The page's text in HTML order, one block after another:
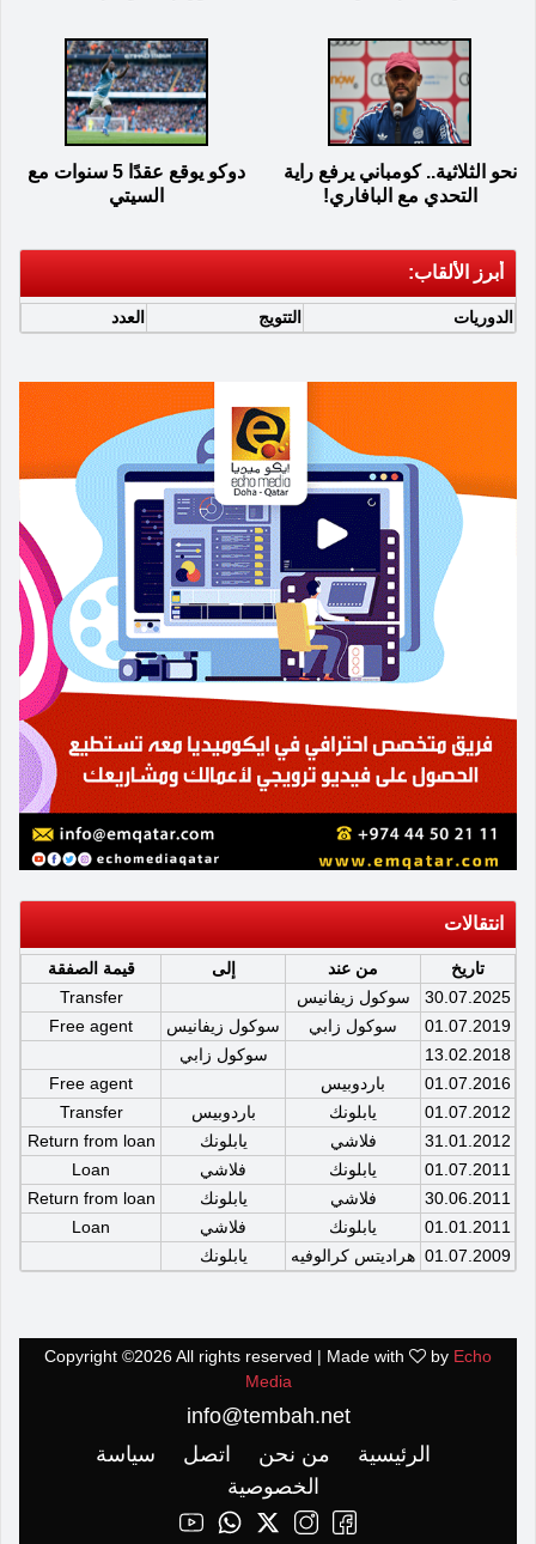
نحو الثلاثية.. كومباني يرفع راية
التحدي مع البافاري!
دوكو يوقع عقدًا 5 سنوات مع
السيتي
أبرز الألقاب:
الدوريات التتويج العدد
انتقالات
تاريخ من عند إلى
قيمة الصفقة
30.07.2025
سوكول زيفانيس
Transfer
01.07.2019
سوكول زابي سوكول زيفانيس
Free agent
13.02.2018
سوكول زابي
01.07.2016
باردوبيس
Free agent
01.07.2012
يابلونك باردوبيس
Transfer
31.01.2012
فلاشي يابلونك
Return from loan
01.07.2011
يابلونك فلاشي
Loan
30.06.2011
فلاشي يابلونك
Return from loan
01.01.2011
يابلونك فلاشي
Loan
01.07.2009 هراديتس كرالوفيه يابلونك
Copyright ©2026 All rights reserved | Made with by Echo
Media
info@tembah.net
الرئيسية
من نحن اتصل
سياسة
الخصوصية